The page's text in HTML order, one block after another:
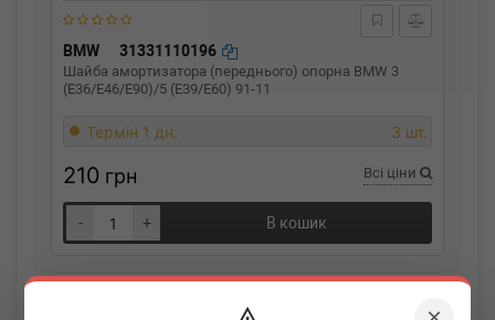
BMW 31331110196
Шайба амортизатора (переднього) опорна BMW 3
(E36/E46/E90)/5 (E39/E60) 91-11
Термін 1 дн. 3 шт.
210 грн Всі ціни
- + В кошик